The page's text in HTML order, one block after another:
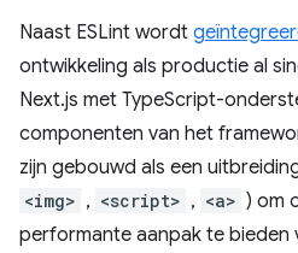
Naast ESLint wordt
ontwikkeling als productie al
Next.js met TypeScript-
componenten van het
zijn gebouwd als een
<img> , <script> , <a> ) om
performante aanpak te bieden